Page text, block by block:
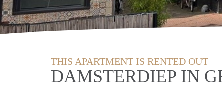
THIS APARTMENT IS RENTED OUT
DAMSTERDIEP IN